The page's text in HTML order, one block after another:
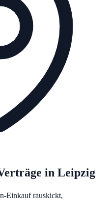
in Leipzig
Einkauf rauskickt,